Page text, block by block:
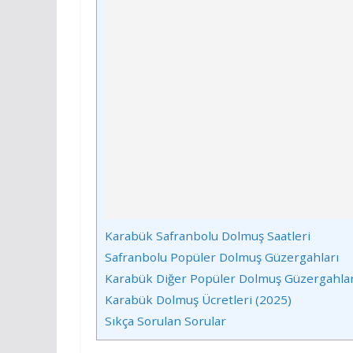
Karabük Safranbolu Dolmuş Saatleri
Safranbolu Popüler Dolmuş Güzergahları
Karabük Diğer Popüler Dolmuş
Karabük Dolmuş Ücretleri (2025)
Sıkça Sorulan Sorular